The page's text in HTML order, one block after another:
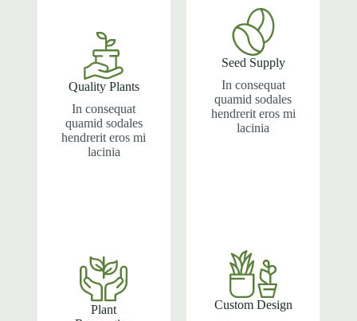
Quality Plants
In consequat
quamid sodales
hendrerit eros mi
lacinia
Plant
Seed Supply
In consequat
quamid sodales
hendrerit eros mi
lacinia
Custom Design